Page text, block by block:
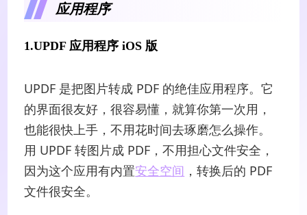
应用程序
1.UPDF 应用程序 iOS 版
UPDF 是把图片转成 PDF 的绝佳应用程序。它
的界面很友好，很容易懂，就算你第一次用，
也能很快上手，不用花时间去琢磨怎么操作。
用 UPDF 转图片成 PDF，不用担心文件安全，
因为这个应用有内置安全空间 ，转换后的 PDF
文件很安全。